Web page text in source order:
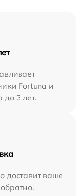
Fortuna и
до 3 лет.
доставит ваше